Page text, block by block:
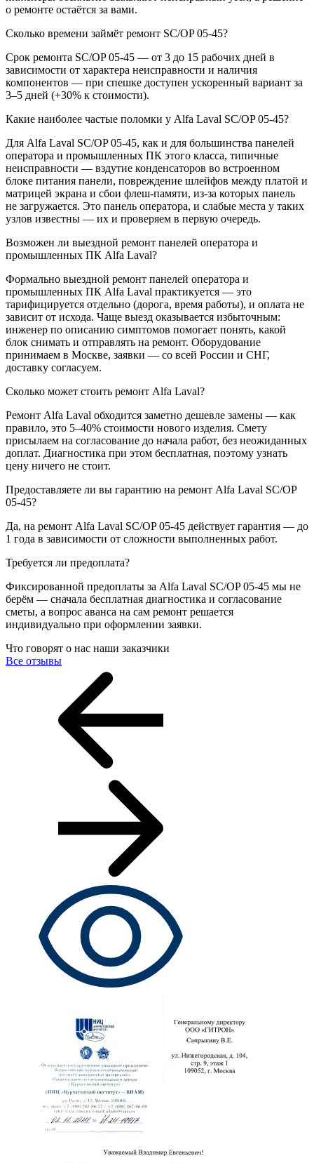
о ремонте остаётся за вами.
Сколько времени займёт ремонт SC/OP 05-45?
Срок ремонта SC/OP 05-45 — от 3 до 15 рабочих дней в
зависимости от характера неисправности и наличия
компонентов — при спешке доступен ускоренный вариант за
3–5 дней (+30% к стоимости).
Какие наиболее частые поломки у Alfa Laval SC/OP 05-45?
Для Alfa Laval SC/OP 05-45, как и для большинства панелей
оператора и промышленных ПК этого класса, типичные
неисправности — вздутие конденсаторов во встроенном
блоке питания панели, повреждение шлейфов между платой и
матрицей экрана и сбои флеш-памяти, из-за которых панель
не загружается. Это панель оператора, и слабые места у таких
узлов известны — их и проверяем в первую очередь.
Возможен ли выездной ремонт панелей оператора и
промышленных ПК Alfa Laval?
Формально выездной ремонт панелей оператора и
промышленных ПК Alfa Laval практикуется — это
тарифицируется отдельно (дорога, время работы), и оплата не
зависит от исхода. Чаще выезд оказывается избыточным:
инженер по описанию симптомов помогает понять, какой
блок снимать и отправлять на ремонт. Оборудование
принимаем в Москве, заявки — со всей России и СНГ,
доставку согласуем.
Сколько может стоить ремонт Alfa Laval?
Ремонт Alfa Laval обходится заметно дешевле замены — как
правило, это 5–40% стоимости нового изделия. Смету
присылаем на согласование до начала работ, без неожиданных
доплат. Диагностика при этом бесплатная, поэтому узнать
цену ничего не стоит.
Предоставляете ли вы гарантию на ремонт Alfa Laval SC/OP
05-45?
Да, на ремонт Alfa Laval SC/OP 05-45 действует гарантия — до
1 года в зависимости от сложности выполненных работ.
Требуется ли предоплата?
Фиксированной предоплаты за Alfa Laval SC/OP 05-45 мы не
берём — сначала бесплатная диагностика и согласование
сметы, а вопрос аванса на сам ремонт решается
индивидуально при оформлении заявки.
Что говорят о нас наши заказчики
Все отзывы